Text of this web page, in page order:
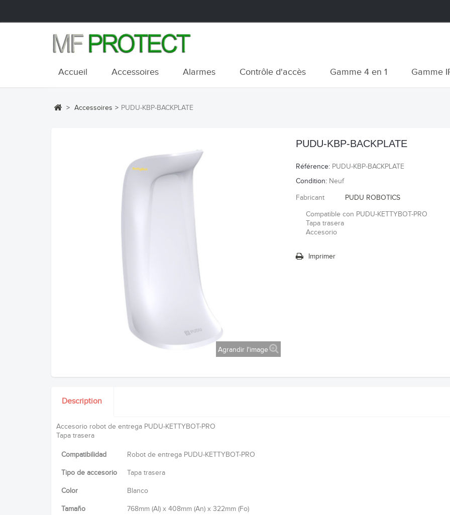
Accueil Accessoires Alarmes Contrôle d'accès Gamme 4 en 1 Gamme
> Accessoires > PUDU-KBP-BACKPLATE
Agrandir l'image
PUDU-KBP-BACKPLATE
Référence: PUDU-KBP-BACKPLATE
Condition: Neuf
Fabricant PUDU ROBOTICS
Compatible con PUDU-KETTYBOT-PRO
Tapa trasera
Accesorio
Imprimer
Description
Accesorio robot de entrega PUDU-KETTYBOT-PRO
Tapa trasera
Compatibilidad Robot de entrega PUDU-KETTYBOT-PRO
Tipo de accesorio Tapa trasera
Color Blanco
Tamaño 768mm (Al) x 408mm (An) x 322mm (Fo)